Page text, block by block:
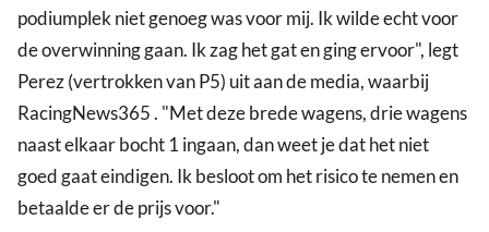
podiumplek niet genoeg was voor mij. Ik wilde echt voor
de overwinning gaan. Ik zag het gat en ging ervoor", legt
Perez (vertrokken van P5) uit aan de media, waarbij
RacingNews365 . "Met deze brede wagens, drie wagens
naast elkaar bocht 1 ingaan, dan weet je dat het niet
goed gaat eindigen. Ik besloot om het risico te nemen en
betaalde er de prijs voor."